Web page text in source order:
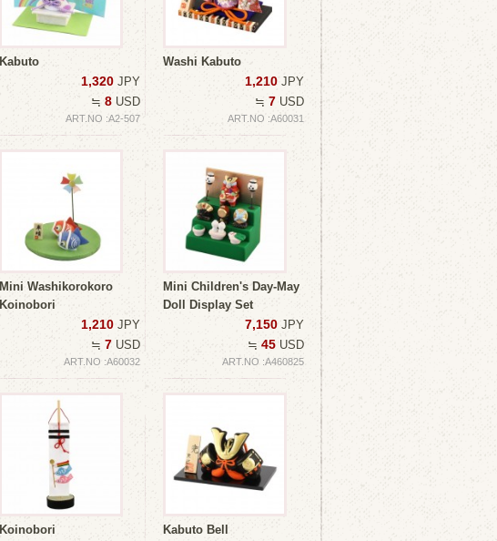
Kabuto
1,320 JPY
≒ 8 USD
ART.NO :A2-507
Washi Kabuto
1,210 JPY
≒ 7 USD
ART.NO :A60031
Mini Washikorokoro
Koinobori
1,210 JPY
≒ 7 USD
ART.NO :A60032
Mini Children's Day-May
Doll Display Set
7,150 JPY
≒ 45 USD
ART.NO :A460825
Koinobori Kabuto Bell